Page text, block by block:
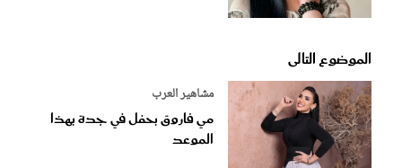
الموضوع التالى
مشاهير العرب
مي فاروق بحفل في جدة بهذا
الموعد